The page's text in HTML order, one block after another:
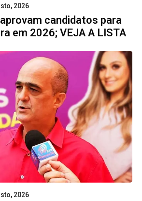
2026
candidatos para
em 2026; VEJA A LISTA
2026